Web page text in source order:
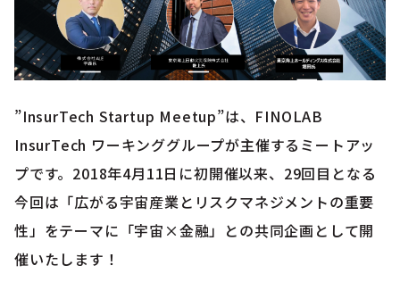
”InsurTech Startup Meetup”は、FINOLAB
InsurTech ワーキンググループが主催するミートアッ
プです。2018年4月11日に初開催以来、29回目となる
今回は「広がる宇宙産業とリスクマネジメントの重要
性」をテーマに「宇宙×金融」との共同企画として開
催いたします！